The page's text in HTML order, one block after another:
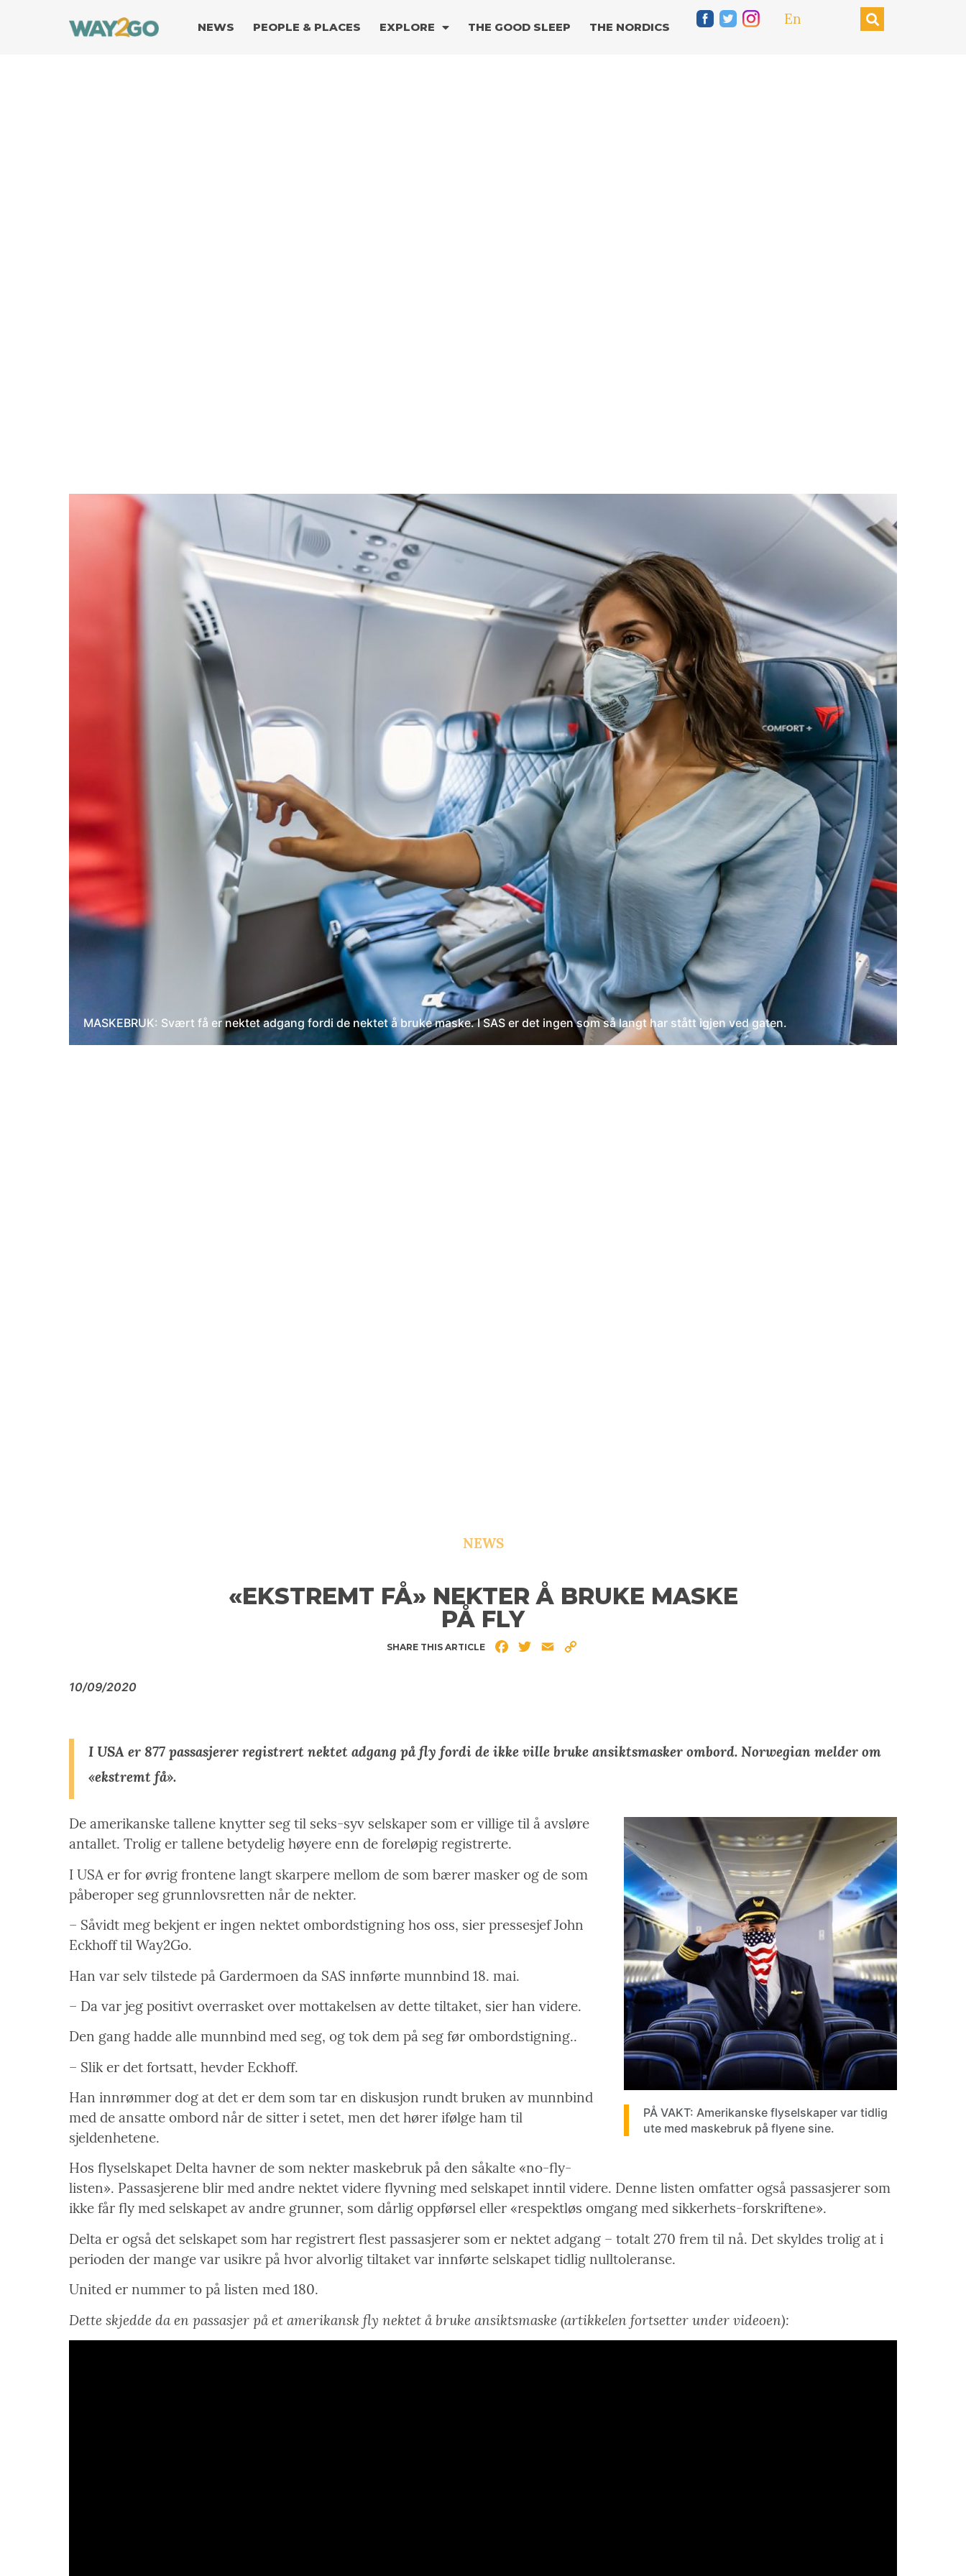
NEWS PEOPLE & PLACES EXPLORE THE GOOD SLEEP THE NORDICS En
MASKEBRUK: Svært få er nektet adgang fordi de nektet å bruke maske. I SAS er det ingen som så langt har stått igjen ved gaten.
NEWS
«EKSTREMT FÅ» NEKTER Å BRUKE MASKE
PÅ FLY
SHARE THIS ARTICLE FacebookTwitterEmail
10/09/2020
I USA er 877 passasjerer registrert nektet adgang på fly fordi de ikke ville bruke ansiktsmasker ombord. Norwegian melder om
«ekstremt få».
PÅ VAKT: Amerikanske flyselskaper var tidlig
ute med maskebruk på flyene sine.
De amerikanske tallene knytter seg til seks-syv selskaper som er villige til å avsløre
antallet. Trolig er tallene betydelig høyere enn de foreløpig registrerte.
I USA er for øvrig frontene langt skarpere mellom de som bærer masker og de som
påberoper seg grunnlovsretten når de nekter.
– Såvidt meg bekjent er ingen nektet ombordstigning hos oss, sier pressesjef John
Eckhoff til Way2Go.
Han var selv tilstede på Gardermoen da SAS innførte munnbind 18. mai.
– Da var jeg positivt overrasket over mottakelsen av dette tiltaket, sier han videre.
Den gang hadde alle munnbind med seg, og tok dem på seg før ombordstigning..
– Slik er det fortsatt, hevder Eckhoff.
Han innrømmer dog at det er dem som tar en diskusjon rundt bruken av munnbind
med de ansatte ombord når de sitter i setet, men det hører ifølge ham til
sjeldenhetene.
Hos flyselskapet Delta havner de som nekter maskebruk på den såkalte «no-fly-
listen». Passasjerene blir med andre nektet videre flyvning med selskapet inntil videre. Denne listen omfatter også passasjerer som
ikke får fly med selskapet av andre grunner, som dårlig oppførsel eller «respektløs omgang med sikkerhets-forskriftene».
Delta er også det selskapet som har registrert flest passasjerer som er nektet adgang – totalt 270 frem til nå. Det skyldes trolig at i
perioden der mange var usikre på hvor alvorlig tiltaket var innførte selskapet tidlig nulltoleranse.
United er nummer to på listen med 180.
Dette skjedde da en passasjer på et amerikansk fly nektet å bruke ansiktsmaske (artikkelen fortsetter under videoen):